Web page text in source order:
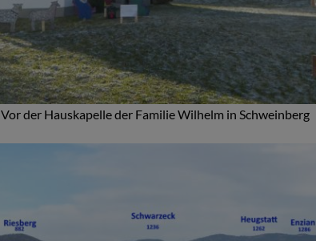
Vor der Hauskapelle der Familie Wilhelm in Schweinberg